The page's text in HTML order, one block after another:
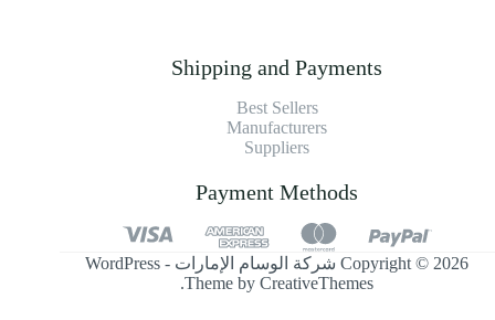
Shipping and Payments
Best Sellers
Manufacturers
Suppliers
Payment Methods
Copyright © 2026 شركة الوسام الإمارات - WordPress
Theme byCreativeThemes
.